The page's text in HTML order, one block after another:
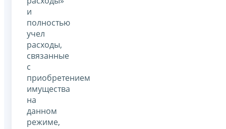
и
полностью
учел
расходы,
связанные
с
приобретением
имущества
на
данном
режиме,